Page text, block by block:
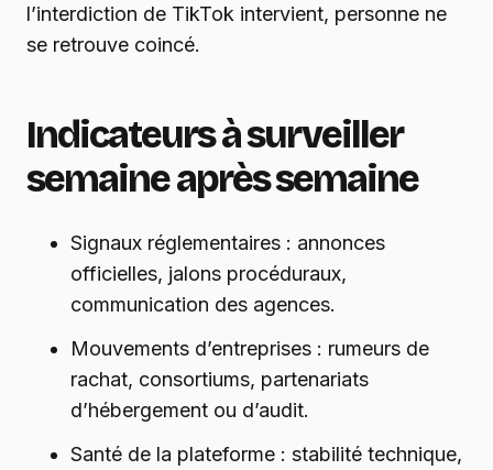
l’interdiction de TikTok intervient, personne ne
se retrouve coincé.
Indicateurs à surveiller
semaine après semaine
Signaux réglementaires : annonces
officielles, jalons procéduraux,
communication des agences.
Mouvements d’entreprises : rumeurs de
rachat, consortiums, partenariats
d’hébergement ou d’audit.
Santé de la plateforme : stabilité technique,